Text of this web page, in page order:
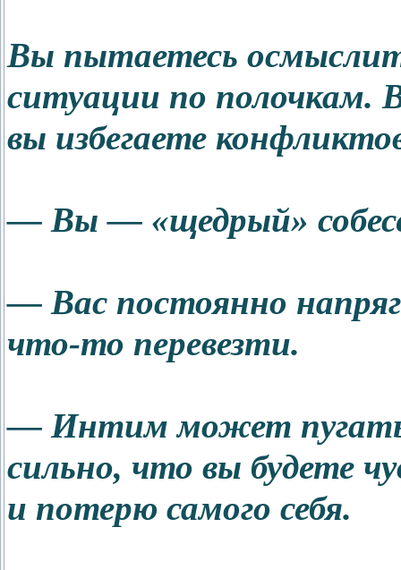
Вы пытаетесь
ситуации по полочкам.
вы избегаете
— Вы — «щедрый»
— Вас постоянно
что-то перевезти.
— Интим может пугать
сильно, что вы будете
и потерю самого себя.